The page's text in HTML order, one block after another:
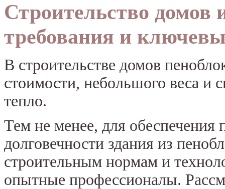
Строительство домов
требования и
В строительстве домов
стоимости, небольшого веса и
тепло.
Тем не менее, для обеспечения
долговечности здания из
строительным нормам и
опытные профессионалы.